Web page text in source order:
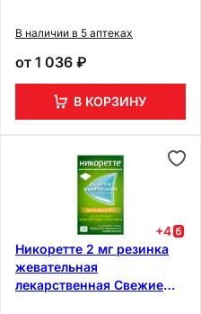
В наличии в 5 аптеках
от 1 036 ₽
В КОРЗИНУ
+4
Никоретте 2 мг резинка
жевательная
лекарственная Свежие